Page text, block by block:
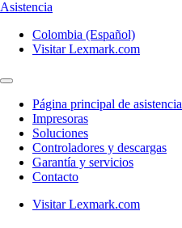
Asistencia
Colombia (Español)
Visitar Lexmark.com
Página principal de asistencia
Impresoras
Soluciones
Controladores y descargas
Garantía y servicios
Contacto
Visitar Lexmark.com